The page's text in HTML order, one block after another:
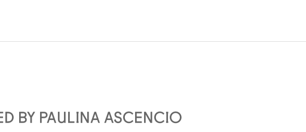
BY PAULINA ASCENCIO